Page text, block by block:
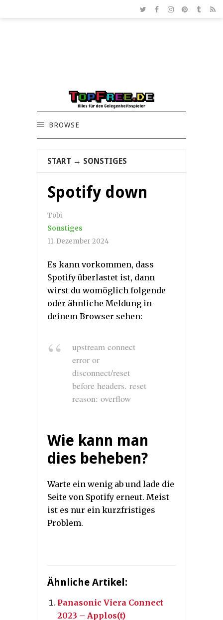
BROWSE
START → SONSTIGES
Spotify down
Tobi
Sonstiges
11. Dezember 2024
Es kann vorkommen, dass
Spotify überlastet ist, dann
wirst du womöglich folgende
oder ähnliche Meldung in
deinem Browser sehen:
upstream connect
error or
disconnect/reset
before headers. reset
reason: overflow
Wie kann man
dies beheben?
Warte ein wenig ab und lade die
Seite von Spotify erneut. Meist
ist es nur ein kurzfristiges
Problem.
Ähnliche Artikel:
Panasonic Viera Connect
2023 – Applos(t)